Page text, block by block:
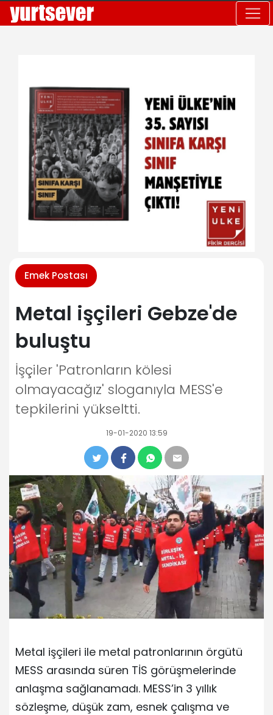
Emek Postası
Metal işçileri Gebze'de
buluştu
İşçiler 'Patronların kölesi
olmayacağız' sloganıyla MESS'e
tepkilerini yükseltti.
19-01-2020 13:59
Metal işçileri ile metal patronlarının örgütü
MESS arasında süren TİS görüşmelerinde
anlaşma sağlanamadı. MESS’in 3 yıllık
sözleşme, düşük zam, esnek çalışma ve